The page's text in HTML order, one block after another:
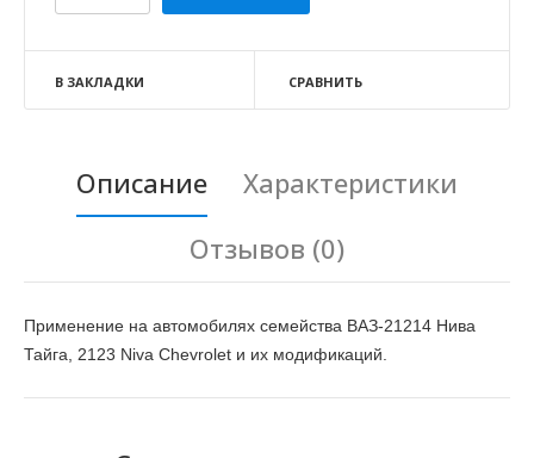
В ЗАКЛАДКИ СРАВНИТЬ
Описание
Характеристики
Отзывов (0)
Применение на автомобилях семейства ВАЗ-21214 Нива
Тайга, 2123 Niva Chevrolet и их модификаций.